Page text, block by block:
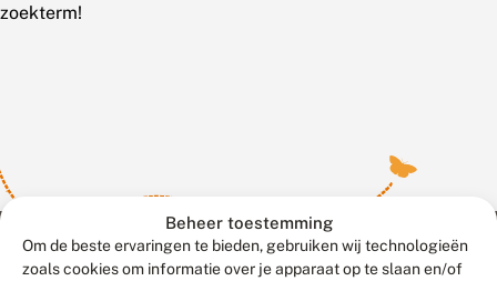
Beheer toestemming
Om de beste ervaringen te bieden, gebruiken wij technologieën
zoals cookies om informatie over je apparaat op te slaan en/of
zoekterm!